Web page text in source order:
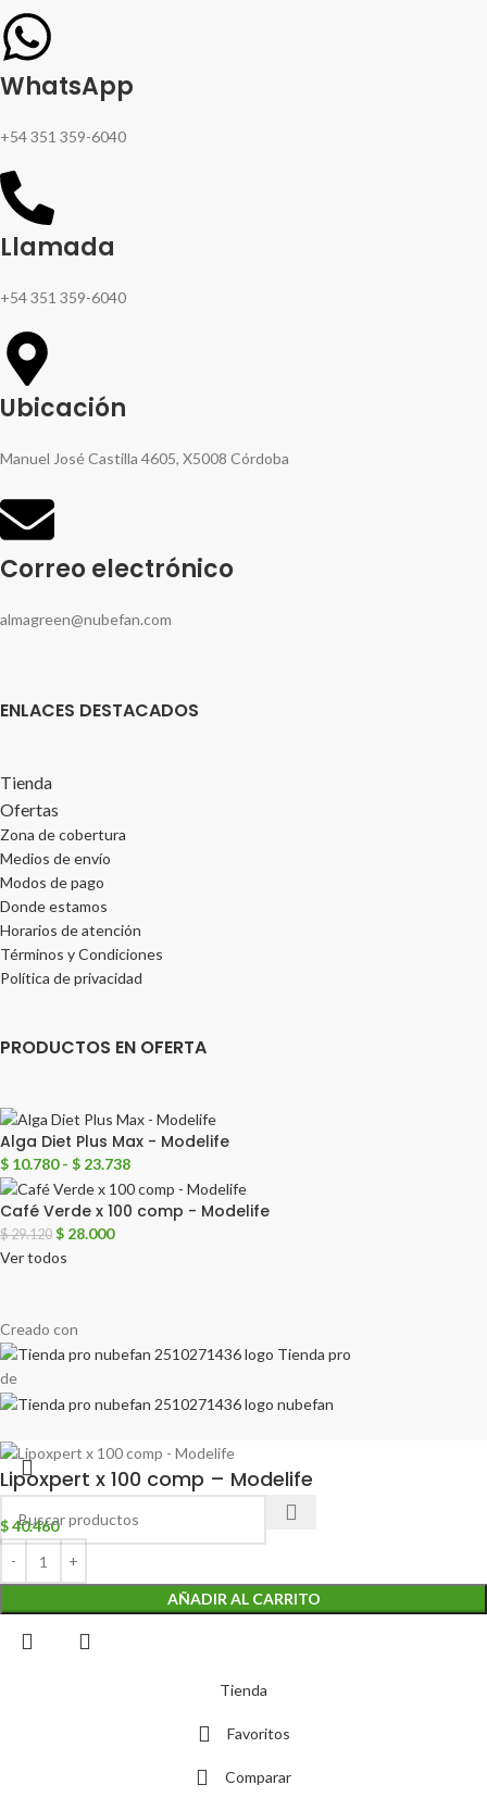
WhatsApp
+54 351 359-6040
Llamada
+54 351 359-6040
Ubicación
Manuel José Castilla 4605, X5008 Córdoba
Correo electrónico
almagreen@nubefan.com
ENLACES DESTACADOS
Tienda
Ofertas
Zona de cobertura
Medios de envío
Modos de pago
Donde estamos
Horarios de atención
Términos y Condiciones
Política de privacidad
PRODUCTOS EN OFERTA
Alga Diet Plus Max - Modelife
$ 10.780 - $ 23.738
Café Verde x 100 comp - Modelife
$29.120 $ 28.000
Ver todos
Creado con
de
Lipoxpert x 100 comp – Modelife
$40.460
AÑADIR AL CARRITO
Tienda
Favoritos
Comparar